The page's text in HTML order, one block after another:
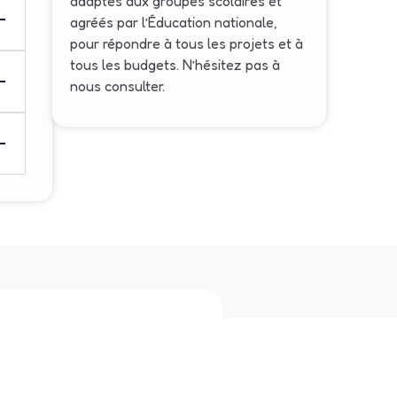
agréés par l’Éducation nationale,
pour répondre à tous les projets et à
tous les budgets. N’hésitez pas à
nous consulter.